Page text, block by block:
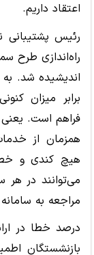
اعتقاد داریم.
رئیس پشتیبانی
راه‌اندازی طرح
برابر میزان
همزمان از
هیچ کندی و
می‌توانند در هر
مراجعه به
درصد خطا در
بازنشستگان